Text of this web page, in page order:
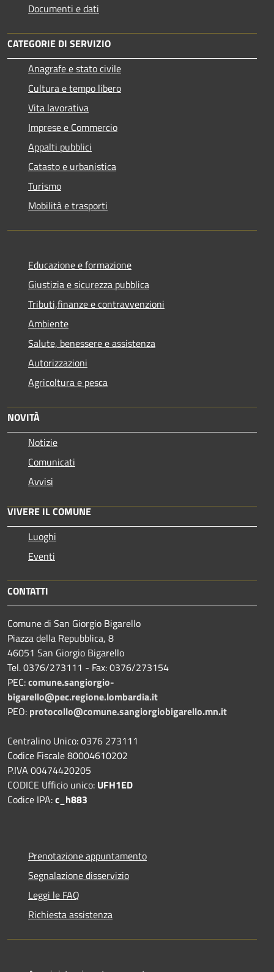
Documenti e dati
CATEGORIE DI SERVIZIO
Anagrafe e stato civile
Cultura e tempo libero
Vita lavorativa
Imprese e Commercio
Appalti pubblici
Catasto e urbanistica
Turismo
Mobilità e trasporti
Educazione e formazione
Giustizia e sicurezza pubblica
Tributi,finanze e contravvenzioni
Ambiente
Salute, benessere e assistenza
Autorizzazioni
Agricoltura e pesca
NOVITÀ
Notizie
Comunicati
Avvisi
VIVERE IL COMUNE
Luoghi
Eventi
CONTATTI
Comune di San Giorgio Bigarello
Piazza della Repubblica, 8
46051 San Giorgio Bigarello
Tel. 0376/273111 - Fax: 0376/273154
PEC:comune.sangiorgio-
bigarello@pec.regione.lombardia.it
PEO: protocollo@comune.sangiorgiobigarello.mn.it
Centralino Unico: 0376 273111
Codice Fiscale 80004610202
P.IVA 00474420205
CODICE Ufficio unico: UFH1ED
Codice IPA:c_h883
Prenotazione appuntamento
Segnalazione disservizio
Leggi le FAQ
Richiesta assistenza